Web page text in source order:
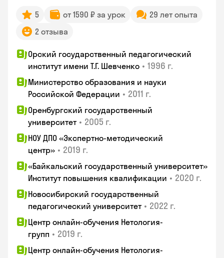
5 от 1590 ₽ за урок
29 лет опыта
2 отзыва
Орский государственный педагогический
институт имени Т.Г. Шевченко • 1996 г.
Министерство образования и науки
Российской Федерации • 2011 г.
Оренбургский государственный
университет • 2005 г.
НОУ ДПО «Экспертно-методический
центр» • 2019 г.
«Байкальский государственный университет»
Институт повышения квалификации • 2020 г.
Новосибирский государственный
педагогический университет • 2022 г.
Центр онлайн-обучения Нетология-
групп • 2019 г.
Центр онлайн-обучения Нетология-